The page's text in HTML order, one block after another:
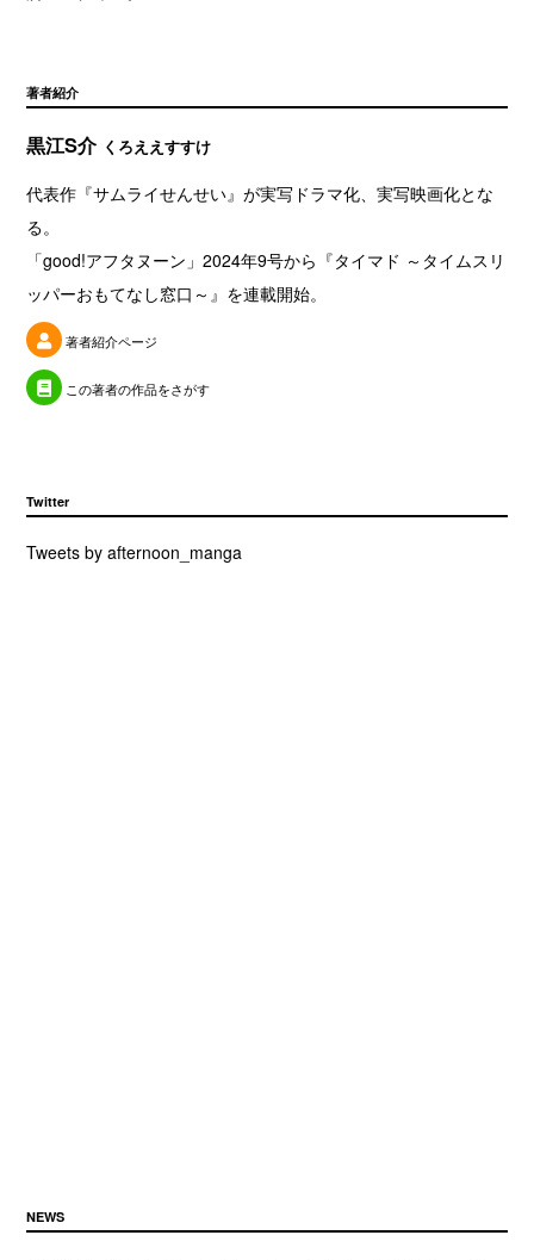
著者紹介
黒江S介 くろええすすけ
代表作『サムライせんせい』が実写ドラマ化、実写映画化とな
る。
「good!アフタヌーン」2024年9号から『タイマド ～タイムスリ
ッパーおもてなし窓口～』を連載開始。
著者紹介ページ
この著者の作品をさがす
Twitter
Tweets by afternoon_manga
NEWS